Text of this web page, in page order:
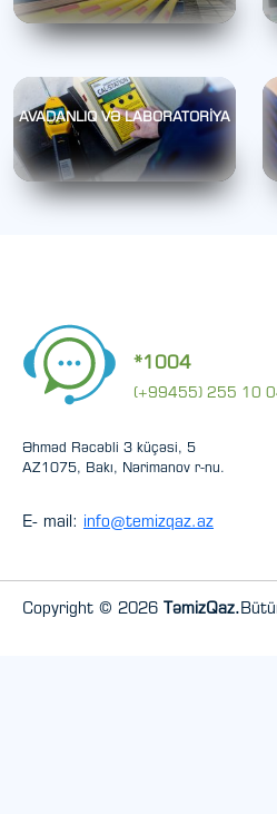
AVADANLIQ VƏ LABORATORİYA
*1004
(+99455) 255 10
Əhməd Rəcəbli 3 küçəsi, 5
AZ1075, Bakı, Nərimanov r-nu.
E- mail: info@temizqaz.az
Copyright © 2026 TəmizQaz.